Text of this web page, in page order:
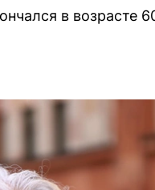
в возрасте